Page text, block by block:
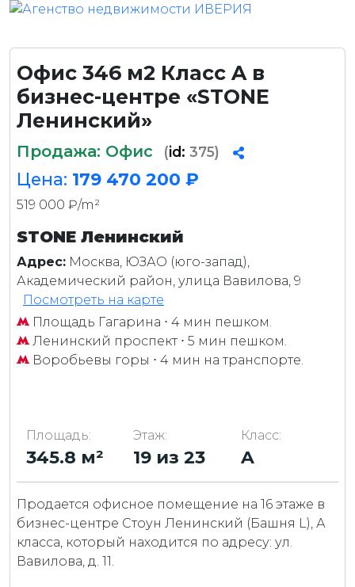
Офис 346 м2 Класс A в
бизнес-центре «STONE
Ленинский»
Продажа: Офис (id: 375)
Цена: 179 470 200 ₽
519 000 ₽/m²
STONE Ленинский
Адрес: Москва, ЮЗАО (юго-запад),
Академический район, улица Вавилова, 9
Посмотреть на карте
Площадь Гагарина ⋅ 4 мин пешком.
Ленинский проспект ⋅ 5 мин пешком.
Воробьевы горы ⋅ 4 мин на транспорте.
Площадь:
345.8 м²
Этаж:
19 из 23
Класс:
A
Продается офисное помещение на 16 этаже в
бизнес-центре Стоун Ленинский (Башня L), А
класса, который находится по адресу: ул.
Вавилова, д. 11.